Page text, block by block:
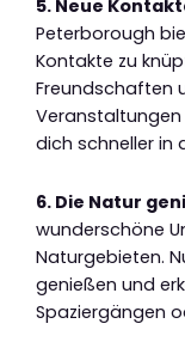
5. Neue
Peterborough
Kontakte zu
Freundschaften
Veranstaltungen
dich schneller in
6. Die Natur
wunderschöne
Naturgebieten.
genießen und
Spaziergängen